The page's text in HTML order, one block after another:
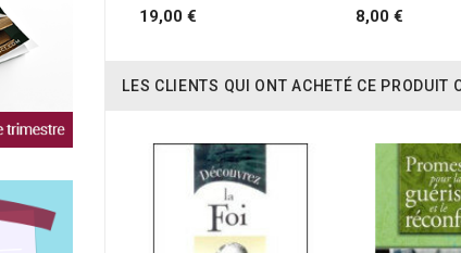
19,00 € 8,00 €
LES CLIENTS QUI ONT ACHETÉ CE PRODUIT